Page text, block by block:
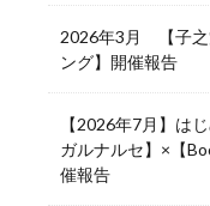
2026年3月 【子之
ング】開催報告
【2026年7月】は
ガルナルセ】×【
催報告